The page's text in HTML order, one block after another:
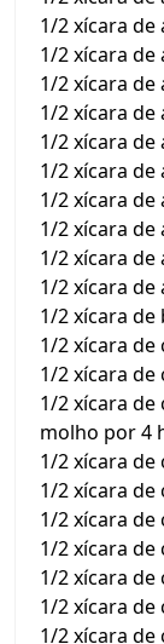
1/2 xícara de
1/2 xícara de
1/2 xícara de
1/2 xícara de
1/2 xícara
1/2 xícara de
1/2 xícara de
1/2 xícara de
1/2 xícara de
1/2 xícara de
1/2 xícara de
1/2 xícara de
1/2 xícara de
1/2 xícara de
molho por 4
1/2 xícara de
1/2 xícara
1/2 xícara de
1/2 xícara
1/2 xícara
1/2 xícara de
1/2 xícara